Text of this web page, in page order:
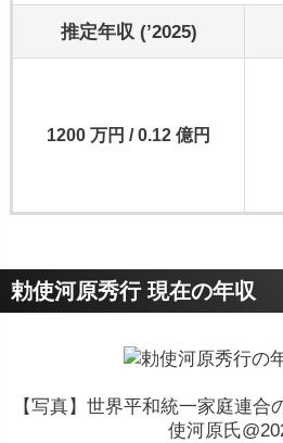
推定年収 (’2025)
1200 万円 / 0.12 億円
勅使河原秀行 現在の年収
【写真】世界平和統一家庭連
使河原氏